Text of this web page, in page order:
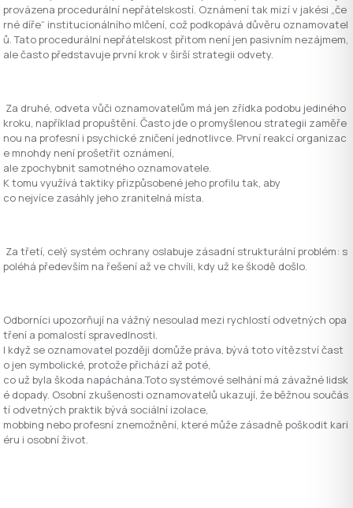
provázena procedurální nepřátelskostí. Oznámení tak mizí v jakési „če
rné díře“ institucionálního mlčení, což podkopává důvěru oznamovatel
ů. Tato procedurální nepřátelskost přitom není jen pasivním nezájmem,
ale často představuje první krok v širší strategii odvety.
Za druhé, odveta vůči oznamovatelům má jen zřídka podobu jediného
kroku, například propuštění. Často jde o promyšlenou strategii zaměře
nou na profesní i psychické zničení jednotlivce. První reakcí organizac
e mnohdy není prošetřit oznámení,
ale zpochybnit samotného oznamovatele.
K tomu využívá taktiky přizpůsobené jeho profilu tak, aby
co nejvíce zasáhly jeho zranitelná místa.
Za třetí, celý systém ochrany oslabuje zásadní strukturální problém: s
poléhá především na řešení až ve chvíli, kdy už ke škodě došlo.
Odborníci upozorňují na vážný nesoulad mezi rychlostí odvetných opa
tření a pomalostí spravedlnosti.
I když se oznamovatel později domůže práva, bývá toto vítězství čast
o jen symbolické, protože přichází až poté,
co už byla škoda napáchána.Toto systémové selhání má závažné lidsk
é dopady. Osobní zkušenosti oznamovatelů ukazují, že běžnou součás
tí odvetných praktik bývá sociální izolace,
mobbing nebo profesní znemožnění, které může zásadně poškodit kari
éru i osobní život.